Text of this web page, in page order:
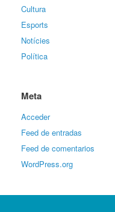
Cultura
Esports
Notícies
Política
Meta
Acceder
Feed de entradas
Feed de comentarios
WordPress.org